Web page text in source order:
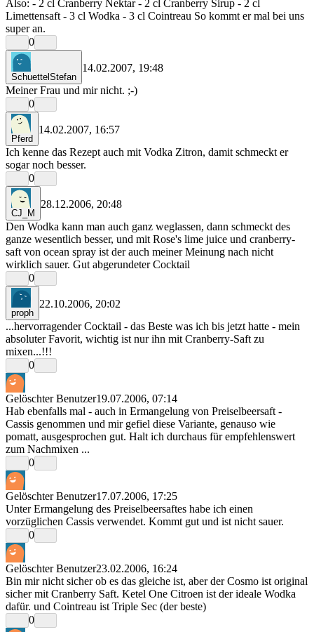
Also: - 2 cl Cranberry Nektar - 2 cl Cranberry Sirup - 2 cl
Limettensaft - 3 cl Wodka - 3 cl Cointreau So kommt er mal bei uns
super an.
0
SchuettelStefan
14.02.2007, 19:48
Meiner Frau und mir nicht. ;-)
0
Pferd
14.02.2007, 16:57
Ich kenne das Rezept auch mit Vodka Zitron, damit schmeckt er
sogar noch besser.
0
CJ_M
28.12.2006, 20:48
Den Wodka kann man auch ganz weglassen, dann schmeckt des
ganze wesentlich besser, und mit Rose's lime juice und cranberry-
saft von ocean spray ist der auch meiner Meinung nach nicht
wirklich sauer. Gut abgerundeter Cocktail
0
proph
22.10.2006, 20:02
...hervorragender Cocktail - das Beste was ich bis jetzt hatte - mein
absoluter Favorit, wichtig ist nur ihn mit Cranberry-Saft zu
mixen...!!!
0
Gelöschter Benutzer19.07.2006, 07:14
Hab ebenfalls mal - auch in Ermangelung von Preiselbeersaft -
Cassis genommen und mir gefiel diese Variante, genauso wie
pomatt, ausgesprochen gut. Halt ich durchaus für empfehlenswert
zum Nachmixen ...
0
Gelöschter Benutzer17.07.2006, 17:25
Unter Ermangelung des Preiselbeersaftes habe ich einen
vorzüglichen Cassis verwendet. Kommt gut und ist nicht sauer.
0
Gelöschter Benutzer23.02.2006, 16:24
Bin mir nicht sicher ob es das gleiche ist, aber der Cosmo ist original
sicher mit Cranberry Saft. Ketel One Citroen ist der ideale Wodka
dafür. und Cointreau ist Triple Sec (der beste)
0